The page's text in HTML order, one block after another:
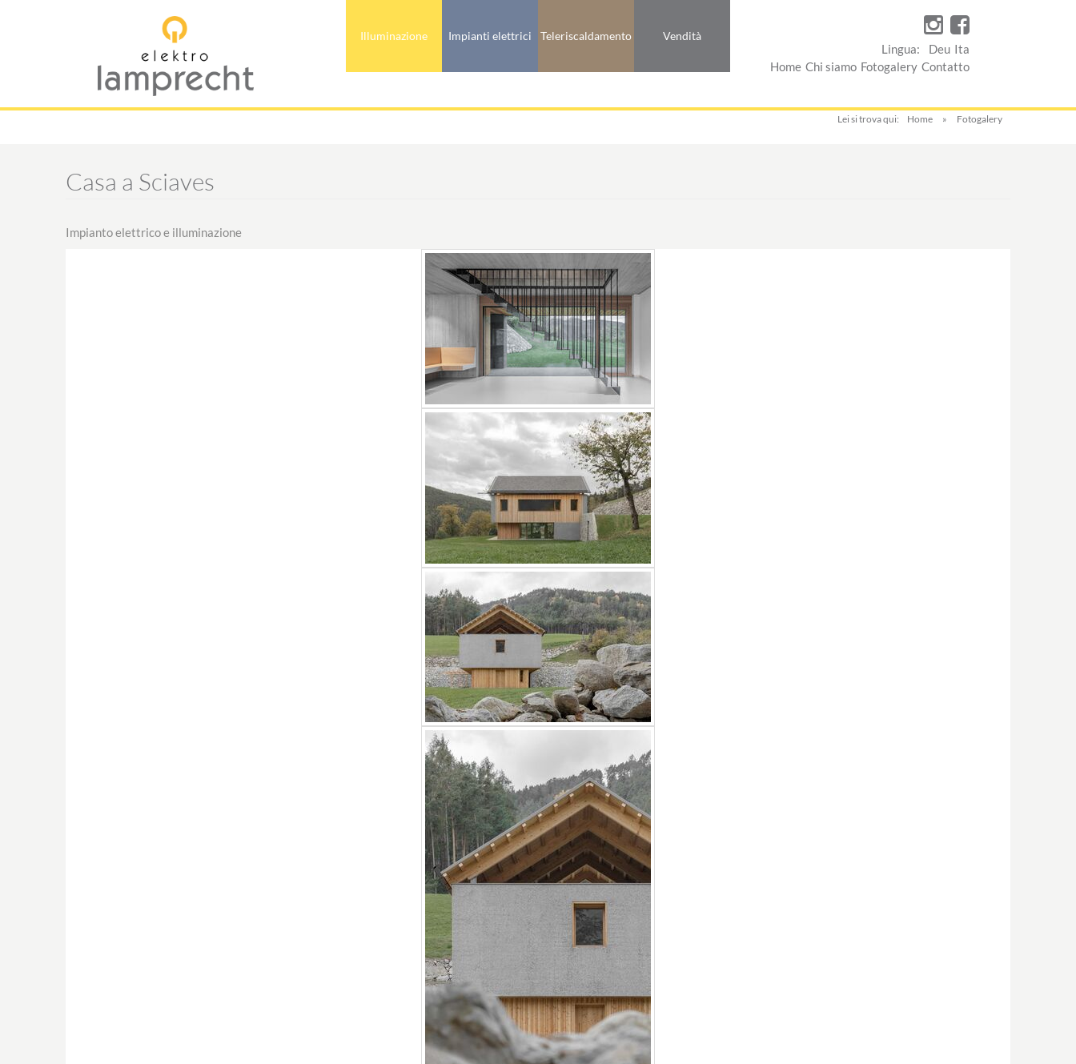
Illuminazione Impianti elettrici Teleriscaldamento Vendità
Lingua: Deu Ita
Home Chi siamo Fotogalery Contatto
Lei si trova qui: Home » Fotogalery
Casa a Sciaves
Impianto elettrico e illuminazione